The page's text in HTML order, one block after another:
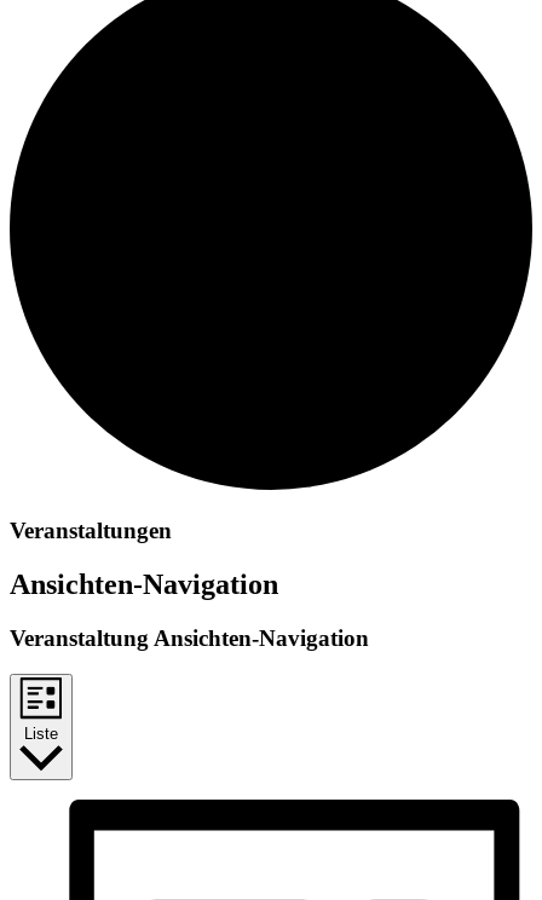
Veranstaltungen
Ansichten-Navigation
Veranstaltung Ansichten-Navigation
Liste